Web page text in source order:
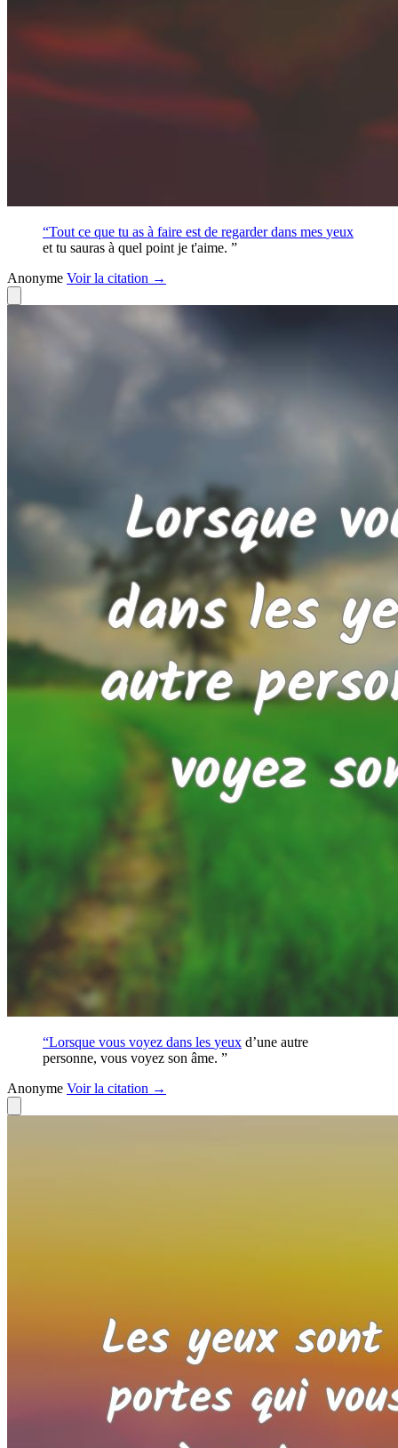
“Tout ce que tu as à faire est de regarder dans mes yeux
et tu sauras à quel point je t'aime. ”
Anonyme Voirla citation →
“Lorsque vous voyez dans les yeux d’une autre
personne, vous voyez son âme. ”
Anonyme Voirla citation →